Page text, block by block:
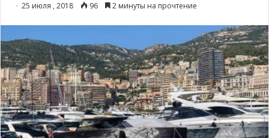
25 июля , 2018 96 2 минуты на прочтение